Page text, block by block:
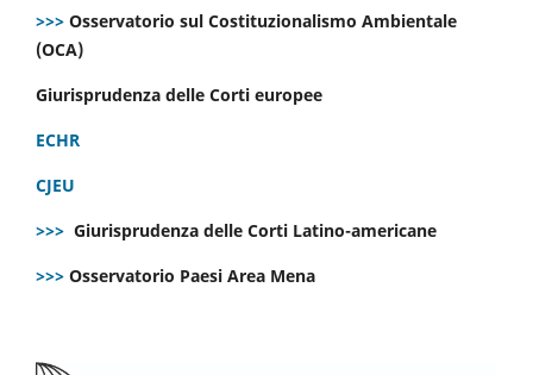
>>> Osservatorio sul Costituzionalismo Ambientale
(OCA)
Giurisprudenza delle Corti europee
ECHR
CJEU
>>> Giurisprudenza delle Corti Latino-americane
>>> Osservatorio Paesi Area Mena